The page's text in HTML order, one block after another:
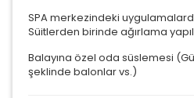
SPA merkezindeki
Süitlerden birinde ağırlama
Balayına özel oda süslemesi
şeklinde balonlar vs.)